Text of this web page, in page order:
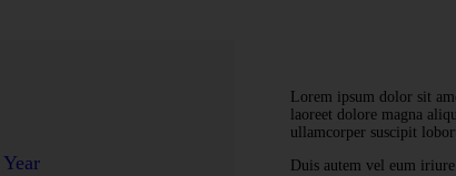
Lorem ipsum dolor sit
laoreet dolore magna
ullamcorper suscipit
Duis autem vel eum